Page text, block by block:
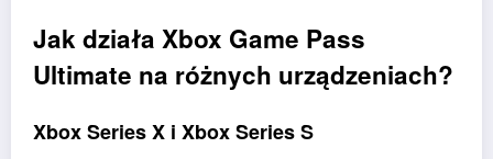
Jak działa Xbox Game Pass
Ultimate na różnych urządzeniach?
Xbox Series X i Xbox Series S